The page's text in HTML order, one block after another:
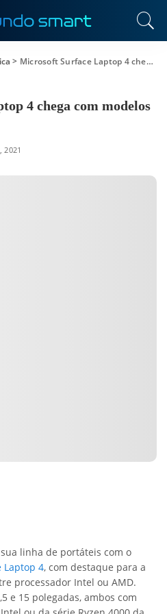
> Microsoft Surface Laptop 4 chega com modelos Intel e AMD
4 chega com modelos
2021
linha de portáteis com o
Laptop 4, com destaque para a
processador Intel ou AMD.
e 15 polegadas, ambos com